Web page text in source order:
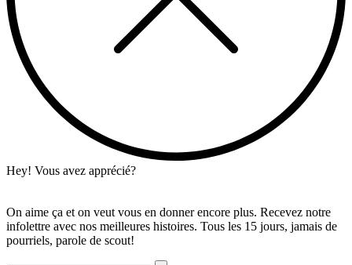
Hey! Vous avez apprécié?
On aime ça et on veut vous en donner encore plus. Recevez notre
infolettre avec nos meilleures histoires. Tous les 15 jours, jamais de
pourriels, parole de scout!